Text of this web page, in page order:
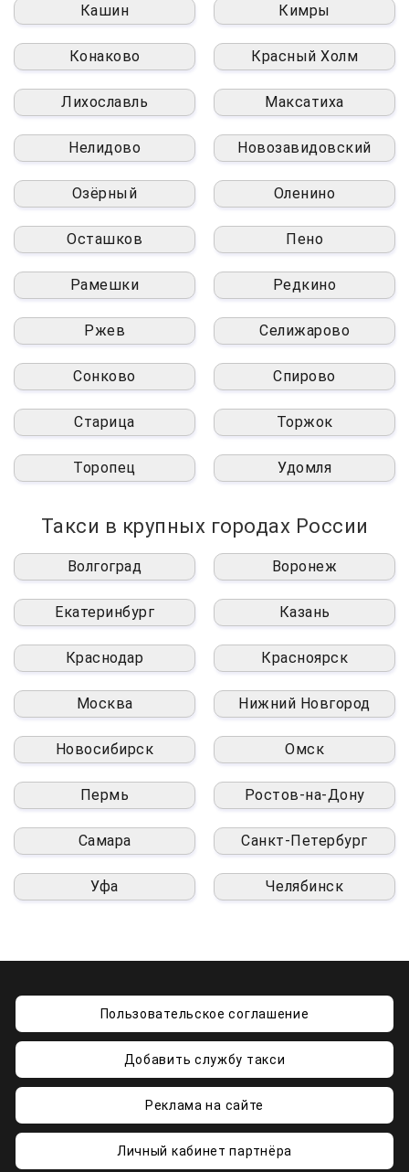
Кашин Кимры
Конаково Красный Холм
Лихославль Максатиха
Нелидово Новозавидовский
Озёрный Оленино
Осташков Пено
Рамешки Редкино
Ржев Селижарово
Сонково Спирово
Старица Торжок
Торопец Удомля
Такси в крупных городах России
Волгоград Воронеж
Екатеринбург Казань
Краснодар Красноярск
Москва Нижний Новгород
Новосибирск Омск
Пермь Ростов-на-Дону
Самара Санкт-Петербург
Уфа Челябинск
Пользовательское соглашение
Добавить службу такси
Реклама на сайте
Личный кабинет партнёра